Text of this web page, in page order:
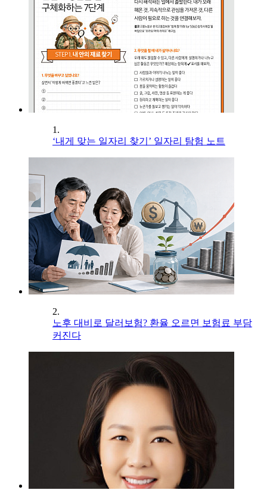
1.
‘내게 맞는 일자리 찾기’ 일자리 탐험 노트
2.
노후 대비로 달러보험? 환율 오르면 보험료 부담
커진다